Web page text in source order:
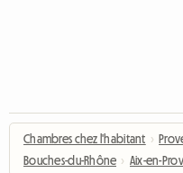
Chambres chez l'habitant ›
Bouches-du-Rhône › Aix-en-